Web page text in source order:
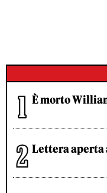
È morto
Lettera aperta